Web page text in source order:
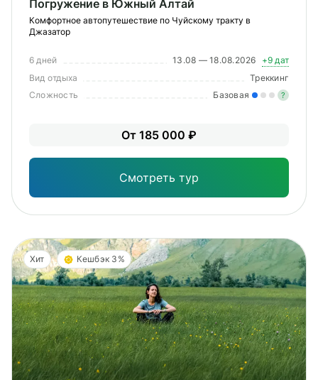
Погружение в Южный Алтай
Комфортное автопутешествие по Чуйскому тракту в
Джазатор
6 дней 13.08 — 18.08.2026
+9 дат
Вид отдыха
Треккинг
Сложность
Базовая ?
От 185 000 ₽
Смотреть тур
Хит Кешбэк 3%